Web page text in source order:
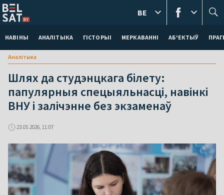
НАВІНЫ АНАЛІТЫКА ГІСТОРЫІ МЕРКАВАННI АБ'ЕКТЫЎ
BE
Аналітыка
Шлях да студэнцкага білету:
папулярныя спецыяльнасці, навінкі
ВНУ і залічэнне без экзаменаў
23.05.2026, 11:07